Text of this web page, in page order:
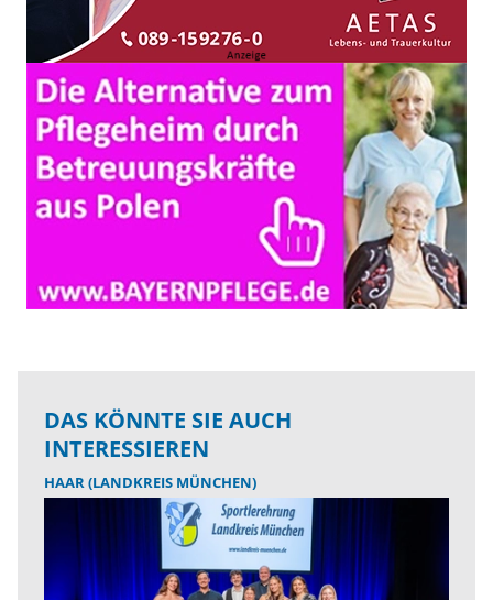
DAS KÖNNTE SIE AUCH
INTERESSIEREN
HAAR (LANDKREIS MÜNCHEN)